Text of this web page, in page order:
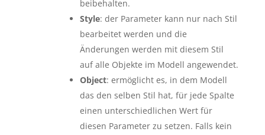
beibehalten.
Style: der Parameter kann nur nach Stil
bearbeitet werden und die
Änderungen werden mit diesem Stil
auf alle Objekte im Modell angewendet.
Object: ermöglicht es, in dem Modell
das den selben Stil hat, für jede Spalte
einen unterschiedlichen Wert für
diesen Parameter zu setzen. Falls kein